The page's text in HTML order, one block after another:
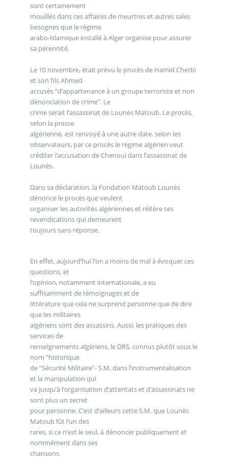
sont certainement
mouillés dans ces affaires de meurtres et autres sales
besognes que le régime
arabo-islamique installé à Alger organise pour assurer
sa pérennité.
Le 10 novembre, était prévu le procès de Hamid Cherbi
et son fils Ahmed
accusés "d’appartenance à un groupe terroriste et non
dénonciation de crime". Le
crime serait l’assassinat de Lounès Matoub. Le procès,
selon la presse
algérienne, est renvoyé à une autre date. selon les
observateurs, par ce procès le régime algérien veut
créditer l’accusation de Chenoui dans l’assassinat de
Lounès.
Dans sa déclaration, la Fondation Matoub Lounès
dénonce le procès que veulent
organiser les autorités algériennes et réitère ses
revendications qui demeurent
toujours sans réponse.
En effet, aujourd’hui l’on a moins de mal à évoquer ces
questions, et
l’opinion, notamment internationale, a eu
suffisamment de témoignages et de
littérature que cela ne surprend personne que de dire
que les militaires
algériens sont des assassins. Aussi, les pratiques des
services de
renseignements algériens, le DRS, connus plutôt sous le
nom "historique
de "Sécurité Militaire"- S.M, dans l’instrumentalisation
et la manipulation qui
va jusqu’à l’organisation d’attentats et d’assassinats ne
sont plus un secret
pour personne. C’est d’ailleurs cette S.M. que Lounès
Matoub fût l’un des
rares, si ce n’est le seul, à dénoncer publiquement et
nommément dans ses
chansons.